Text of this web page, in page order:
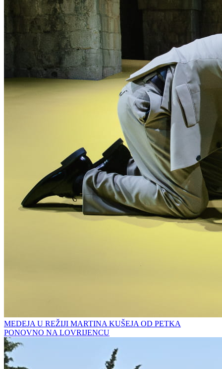
MEDEJA U REŽIJI MARTINA KUŠEJA OD PETKA
PONOVNO NA LOVRIJENCU